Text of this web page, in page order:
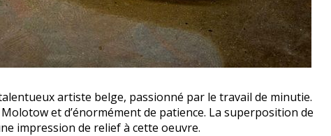
artiste belge, passionné par le travail de minutie.
et d’énormément de patience. La superposition de
impression de relief à cette oeuvre.